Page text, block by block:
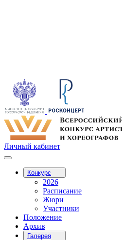
Личный кабинет
Конкурс
2026
Расписание
Жюри
Участники
Положение
Архив
Галерея